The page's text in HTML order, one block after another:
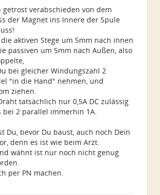
getrost verabschieden von dem
der Magnet ins Innere der Spule
aktiven Stege um 5mm nach innen
passiven um 5mm nach Außen, also
bei gleicher Windungszahl 2
"in die Hand" nehmen, und
ziehen.
tatsächlich nur 0,5A DC zulässig
bei 2 parallel immerhin 1A.
Du, bevor Du baust, auch noch Dein
denn es ist wie beim Arzt.
wähnt ist nur noch nicht genug
per PN machen.